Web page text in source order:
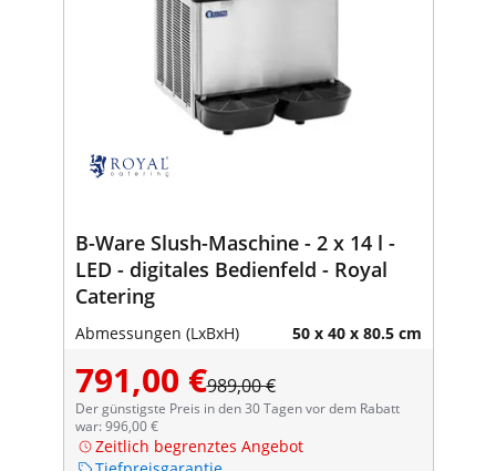
B-Ware Slush-Maschine - 2 x 14 l -
LED - digitales Bedienfeld - Royal
Catering
Abmessungen (LxBxH) 50 x 40 x 80.5 cm
791,00 €989,00 €
Der günstigste Preis in den 30 Tagen vor dem Rabatt
war: 996,00 €
Zeitlich begrenztes Angebot